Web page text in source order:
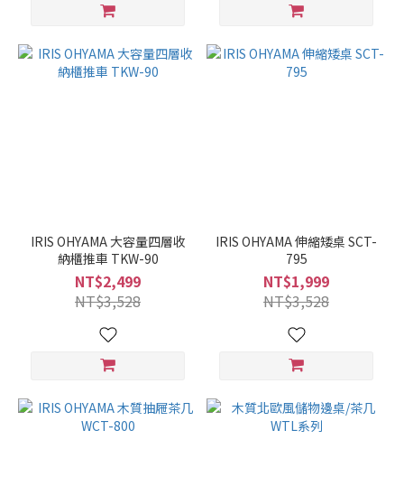
IRIS OHYAMA 大容量四層收
納櫃推車 TKW-90
NT$2,499
NT$3,528
IRIS OHYAMA 伸縮矮桌 SCT-
795
NT$1,999
NT$3,528